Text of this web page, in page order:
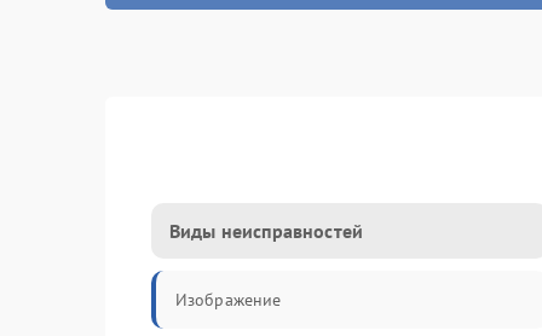
Виды неисправностей
Изображение